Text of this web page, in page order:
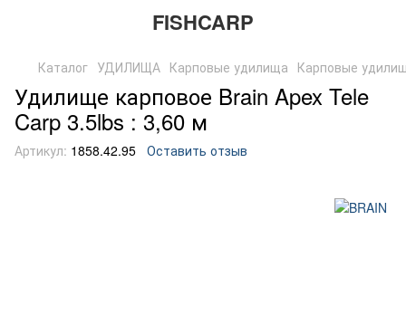
FISHCARP
Каталог УДИЛИЩА Карповые удилища Карповые
Удилище карповое Brain Apex Tele
Carp 3.5lbs : 3,60 м
Артикул: 1858.42.95 Оставить отзыв